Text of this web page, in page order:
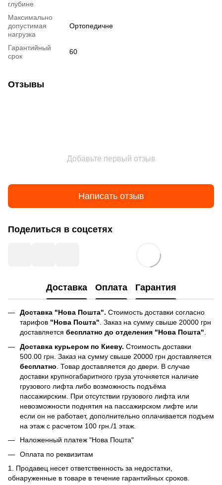
глубине
Максимально
допустимая
нагрузка
Ортопедичне
Гарантийный
срок
60
Отзывы
Добавьте первый отзыв
Написать отзыв
Поделиться в соцсетях
Доставка Оплата Гарантия
Доставка "Нова Пошта". Стоимость доставки согласно
тарифов "Нова Пошта". Заказ на сумму свыше 20000 грн
доставляется бесплатно до отделения "Нова Пошта".
Доставка курьером по Киеву. Стоимость доставки
500.00 грн. Заказ на сумму свыше 20000 грн доставляется
бесплатно . Товар доставляется до двери. В случае
доставки крупногабаритного груза уточняется наличие
грузового лифта либо возможность подъёма
пассажирским. При отсутствии грузового лифта или
невозможности поднятия на пассажирском лифте или
если он не работает, дополнительно оплачивается подъем
на этаж с расчетом 100 грн./1 этаж.
Наложенный платеж "Нова Пошта"
Оплата по реквизитам
1. Продавец несет ответственность за недостатки,
обнаруженные в товаре в течение гарантийных сроков.